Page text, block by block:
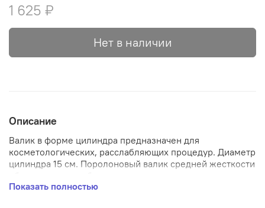
1 625 ₽
Нет в наличии
Описание
Валик в форме цилиндра предназначен для
косметологических, расслабляющих процедур. Диаметр
цилиндра 15 см. Поролоновый валик средней жесткости
Чехол изготовлен из экокожи. Цвет на картинке может
Показать полностью